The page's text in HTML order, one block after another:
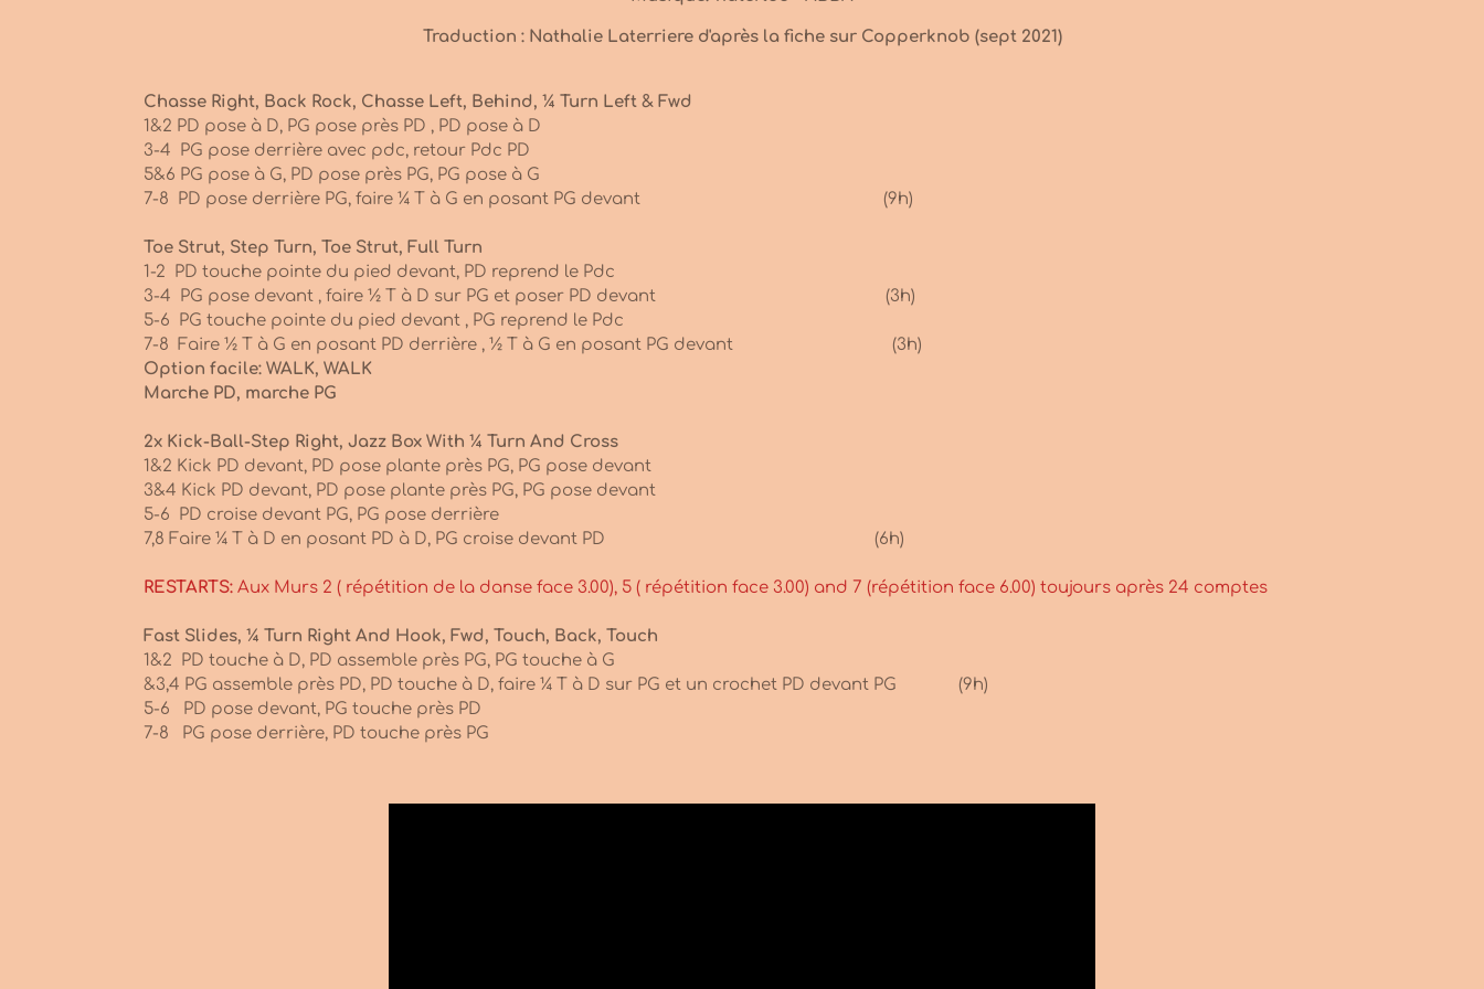
Traduction : Nathalie Laterriere d'après la fiche sur Copperknob (sept 2021)
Chasse Right, Back Rock, Chasse Left, Behind, ¼ Turn Left & Fwd
1&2 PD pose à D, PG pose près PD , PD pose à D
3-4 PG pose derrière avec pdc, retour Pdc PD
5&6 PG pose à G, PD pose près PG, PG pose à G
7-8 PD pose derrière PG, faire ¼ T à G en posant PG devant (9h)
Toe Strut, Step Turn, Toe Strut, Full Turn
1-2 PD touche pointe du pied devant, PD reprend le Pdc
3-4 PG pose devant , faire ½ T à D sur PG et poser PD devant (3h)
5-6 PG touche pointe du pied devant , PG reprend le Pdc
7-8 Faire ½ T à G en posant PD derrière , ½ T à G en posant PG devant (3h)
Option facile: WALK, WALK
Marche PD, marche PG
2x Kick-Ball-Step Right, Jazz Box With ¼ Turn And Cross
1&2 Kick PD devant, PD pose plante près PG, PG pose devant
3&4 Kick PD devant, PD pose plante près PG, PG pose devant
5-6 PD croise devant PG, PG pose derrière
7,8 Faire ¼ T à D en posant PD à D, PG croise devant PD (6h)
RESTARTS:Aux Murs 2 ( répétition de la danse face 3.00), 5 ( répétition face 3.00) and 7 (répétition face 6.00) toujours après 24 comptes
Fast Slides, ¼ Turn Right And Hook, Fwd, Touch, Back, Touch
1&2 PD touche à D, PD assemble près PG, PG touche à G
&3,4 PG assemble près PD, PD touche à D, faire ¼ T à D sur PG et un crochet PD devant PG (9h)
5-6 PD pose devant, PG touche près PD
7-8 PG pose derrière, PD touche près PG